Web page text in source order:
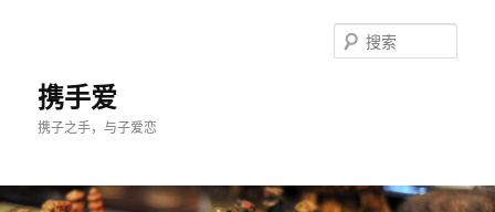
携手爱
携子之手，与子爱恋
索